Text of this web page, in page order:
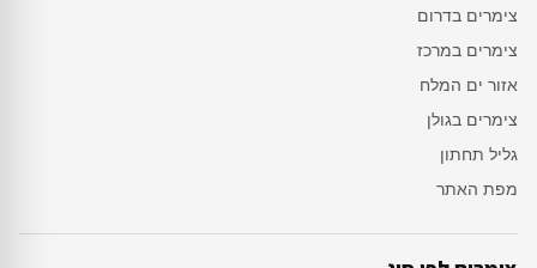
צימרים בדרום
צימרים במרכז
אזור ים המלח
צימרים בגולן
גליל תחתון
מפת האתר